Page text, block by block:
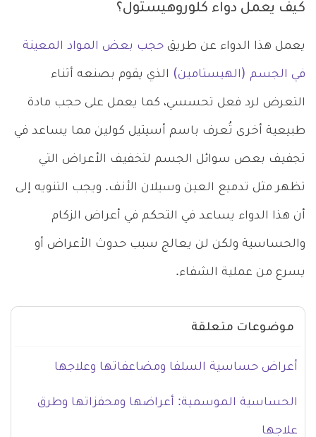
كيف يعمل دواء كلوروهيستول؟
يعمل هذا الدواء عن طريق حجب بعض المواد المعينة
في الجسم (الهيستامين) الذي يقوم بصنعه أثناء
التعرض لرد فعل تحسسي، كما يعمل على حجب مادة
طبيعية أخرى تُعرف باسم أسيتيل كولين مما يساعد في
تجفيف بعص سوائل الجسم لتخفيف الأعراض التي
تظهر مثل تدميع العين وسيلان الأنف. ويجب التنويه إلى
أن هذا الدواء يساعد في التحكم في أعراض الزكام
والحساسية ولكن لن يعالج سبب حدوث الأعراض أو
يسرع من عملية الشفاء.
موضوعات متعلقة
أعراض حساسية السلفا ومضاعفاتها وعلاجها
الحساسية الموسمية: أعراضها ومحفزاتها وطرق
علاجها